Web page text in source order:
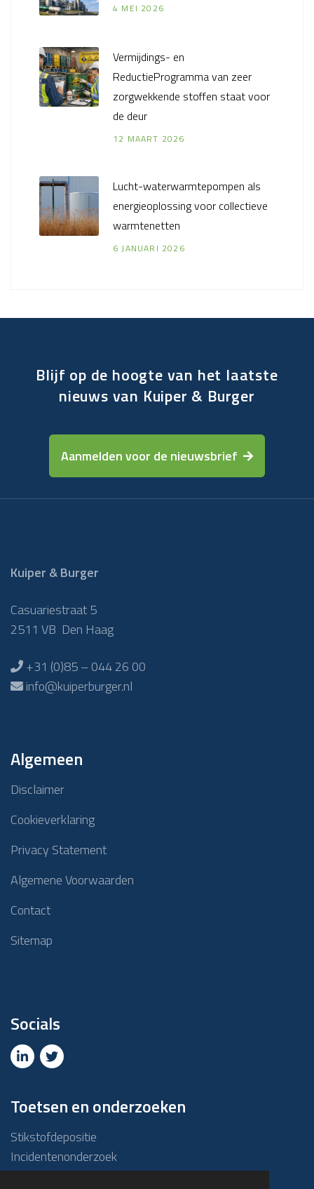
4 MEI 2026
Vermijdings- en
ReductieProgramma van zeer
zorgwekkende stoffen staat voor
de deur
12 MAART 2026
Lucht-waterwarmtepompen als
energieoplossing voor collectieve
warmtenetten
6 JANUARI 2026
Blijf op de hoogte van het laatste
nieuws van Kuiper & Burger
Aanmelden voor de nieuwsbrief
Kuiper & Burger
Casuariestraat 5
2511 VB Den Haag
+31 (0)85 – 044 26 00
info@kuiperburger.nl
Algemeen
Disclaimer
Cookieverklaring
Privacy Statement
Algemene Voorwaarden
Contact
Sitemap
Socials
Toetsen en onderzoeken
Stikstofdepositie
Incidentenonderzoek
Due diligence